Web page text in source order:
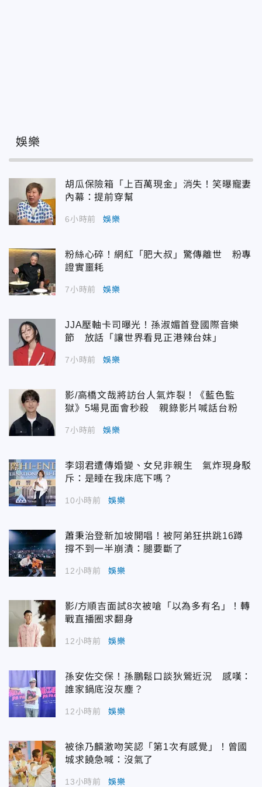
娛樂
胡瓜保險箱「上百萬現金」消失！笑曝寵妻
內幕：提前穿幫
6小時前 娛樂
粉絲心碎！網紅「肥大叔」驚傳離世 粉專
證實噩耗
7小時前 娛樂
JJA壓軸卡司曝光！孫淑媚首登國際音樂
節 放話「讓世界看見正港辣台妹」
7小時前 娛樂
影/高橋文哉將訪台人氣炸裂！《藍色監
獄》5場見面會秒殺 親錄影片喊話台粉
7小時前 娛樂
李翊君遭傳婚變、女兒非親生 氣炸現身駁
斥：是睡在我床底下嗎？
10小時前 娛樂
蕭秉治登新加坡開唱！被阿弟狂拱跳16蹲
撐不到一半崩潰：腿要斷了
12小時前 娛樂
影/方順吉面試8次被嗆「以為多有名」！轉
戰直播圈求翻身
12小時前 娛樂
孫安佐交保！孫鵬鬆口談狄鶯近況 感嘆：
誰家鍋底沒灰塵？
12小時前 娛樂
被徐乃麟激吻笑認「第1次有感覺」！曾國
城求饒急喊：沒氣了
13小時前 娛樂